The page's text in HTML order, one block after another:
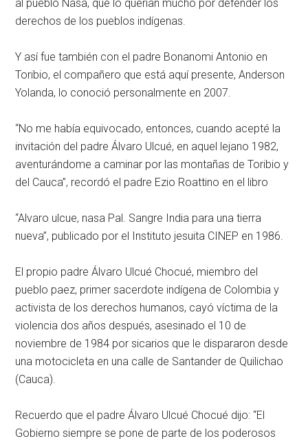
al pueblo Nasa, que lo querían mucho por defender los
derechos de los pueblos indígenas.
Y así fue también con el padre Bonanomi Antonio en
Toribio, el compañero que está aquí presente, Anderson
Yolanda, lo conoció personalmente en 2007.
“No me había equivocado, entonces, cuando acepté la
invitación del padre Álvaro Ulcué, en aquel lejano 1982,
aventurándome a caminar por las montañas de Toribio y
del Cauca”, recordó el padre Ezio Roattino en el libro
“Alvaro ulcue, nasa Pal. Sangre India para una tierra
nueva”, publicado por el Instituto jesuita CINEP en 1986.
El propio padre Álvaro Ulcué Chocué, miembro del
pueblo paez, primer sacerdote indígena de Colombia y
activista de los derechos humanos, cayó víctima de la
violencia dos años después, asesinado el 10 de
noviembre de 1984 por sicarios que le dispararon desde
una motocicleta en una calle de Santander de Quilichao
(Cauca).
Recuerdo que el padre Álvaro Ulcué Chocué dijo: “El
Gobierno siempre se pone de parte de los poderosos